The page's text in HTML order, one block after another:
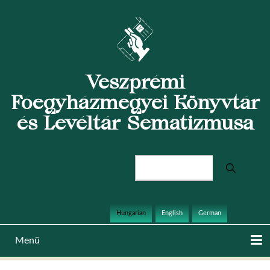
Veszprémi
Főegyházmegyei Könyvtár
és Levéltár Sematizmusa
Hungarian English German
Menü